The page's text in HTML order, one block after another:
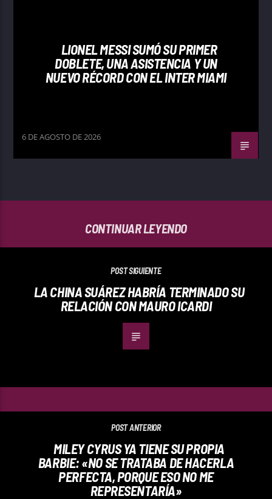
LIONEL MESSI SUMÓ SU PRIMER
DOBLETE, UNA ASISTENCIA Y UN
NUEVO RÉCORD CON EL INTER MIAMI
6 DE AGOSTO DE 2026
CONTINUAR LEYENDO
POST SIGUIENTE
LA CHINA SUÁREZ HABRÍA TERMINADO SU
RELACIÓN CON MAURO ICARDI
POST ANTERIOR
MILEY CYRUS YA TIENE SU PROPIA
BARBIE: «NO SE TRATABA DE HACERLA
PERFECTA, PORQUE ESO NO ME
REPRESENTARÍA»